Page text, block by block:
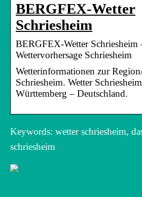
BERGFEX-Wetter
Schriesheim
BERGFEX-Wetter Schriesheim
Wettervorhersage Schriesheim
Wetterinformationen zur
Schriesheim. Wetter
Württemberg – Deutschland.
Keywords: wetter schriesheim,
schriesheim